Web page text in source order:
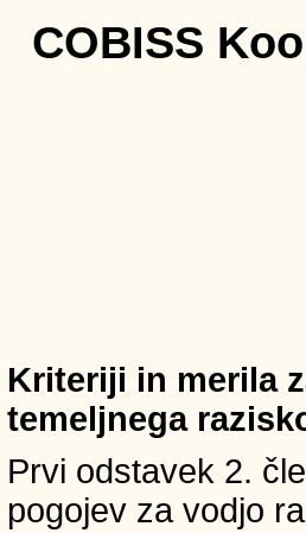
COBISS
Kriteriji in merila
temeljnega
Prvi odstavek 2.
pogojev za vodjo